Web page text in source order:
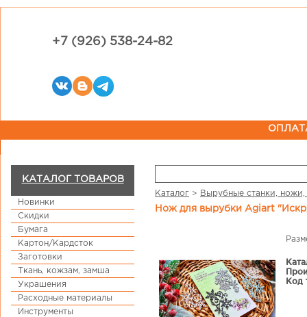
+7 (926) 538-24-82
КАТАЛОГ ТОВАРОВ
Новинки
Скидки
Бумага
Картон/Кардсток
Заготовки
Ткань, кожзам, замша
Украшения
Расходные материалы
Инструменты
Каталог > Вырубные станки, ножи,
Нож для вырубки Agiart
Код